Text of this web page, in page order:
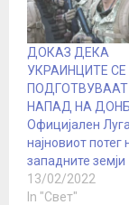
соопштението на
Народната
ДНР.
контакт линијата
останува
има тенденција
ескалира
Непријателот
продолжува да
спроведува
ги…
ДОКАЗ ДЕКА
УКРАИНЦИТЕ СЕ
ПОДГОТВУВААТ
НАПАД НА
Официјален
најновиот потег
западните земји
13/02/2022
In "Свет"